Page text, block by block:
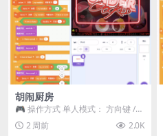
胡闹厨房
🎮 操作方式 单人模式： 方向键 /
WASD —— 移动 Z / K —— 抓...
2 周前 2.0K